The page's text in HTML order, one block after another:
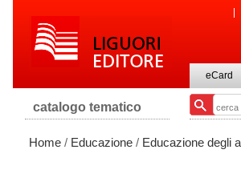
eCard
catalogo tematico
Home / Educazione / Educazione degli